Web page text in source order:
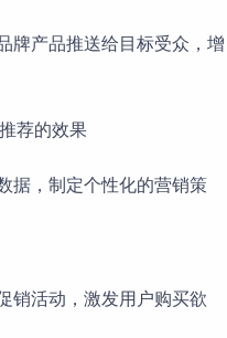
牌产品推送给目标受众，增
荐的效果
据，制定个性化的营销策
销活动，激发用户购买欲